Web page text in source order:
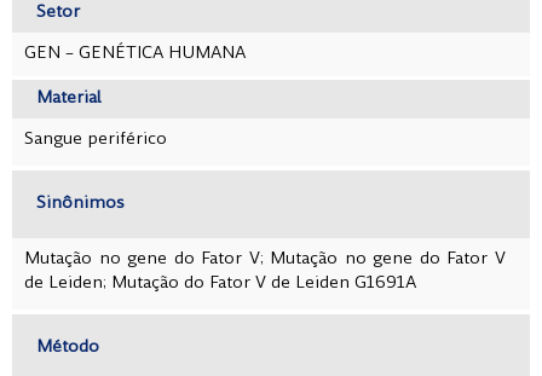
Setor
GEN – GENÉTICA HUMANA
Material
Sangue periférico
Sinônimos
Mutação no gene do Fator V; Mutação no gene do Fator V
de Leiden; Mutação do Fator V de Leiden G1691A
Método